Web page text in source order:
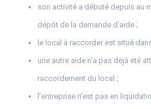
son activité a débuté depuis au
dépôt de la demande d’aide ;
le local à raccorder est situé
une autre aide n’a pas déjà été
raccordement du local ;
l’entreprise n’est pas en